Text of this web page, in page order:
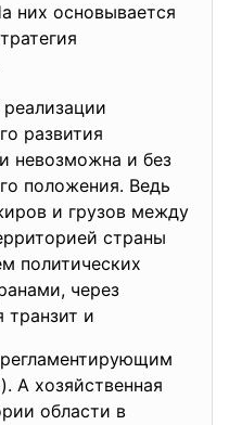
них основывается
развития
невозможна и без
положения. Ведь
и грузов между
страны
политических
через
транзит и
А хозяйственная
области в